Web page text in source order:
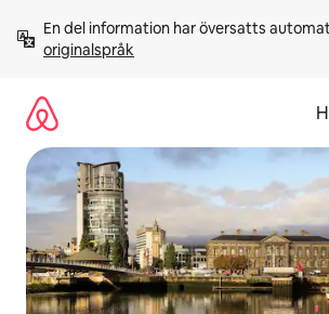
innehåll
En del information har översatts
originalspråk